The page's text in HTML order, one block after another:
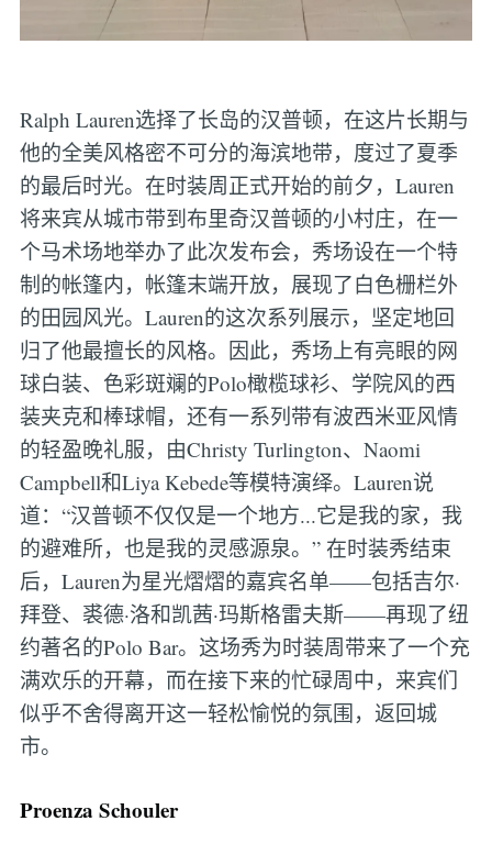
Ralph Lauren选择了长岛的汉普顿，在这片长期与
他的全美风格密不可分的海滨地带，度过了夏季
的最后时光。在时装周正式开始的前夕，Lauren
将来宾从城市带到布里奇汉普顿的小村庄，在一
个马术场地举办了此次发布会，秀场设在一个特
制的帐篷内，帐篷末端开放，展现了白色栅栏外
的田园风光。Lauren的这次系列展示，坚定地回
归了他最擅长的风格。因此，秀场上有亮眼的网
球白装、色彩斑斓的Polo橄榄球衫、学院风的西
装夹克和棒球帽，还有一系列带有波西米亚风情
的轻盈晚礼服，由Christy Turlington、Naomi
Campbell和Liya Kebede等模特演绎。Lauren说
道：“汉普顿不仅仅是一个地方...它是我的家，我
的避难所，也是我的灵感源泉。” 在时装秀结束
后，Lauren为星光熠熠的嘉宾名单——包括吉尔·
拜登、裘德·洛和凯茜·玛斯格雷夫斯——再现了纽
约著名的Polo Bar。这场秀为时装周带来了一个充
满欢乐的开幕，而在接下来的忙碌周中，来宾们
似乎不舍得离开这一轻松愉悦的氛围，返回城
市。
Proenza Schouler